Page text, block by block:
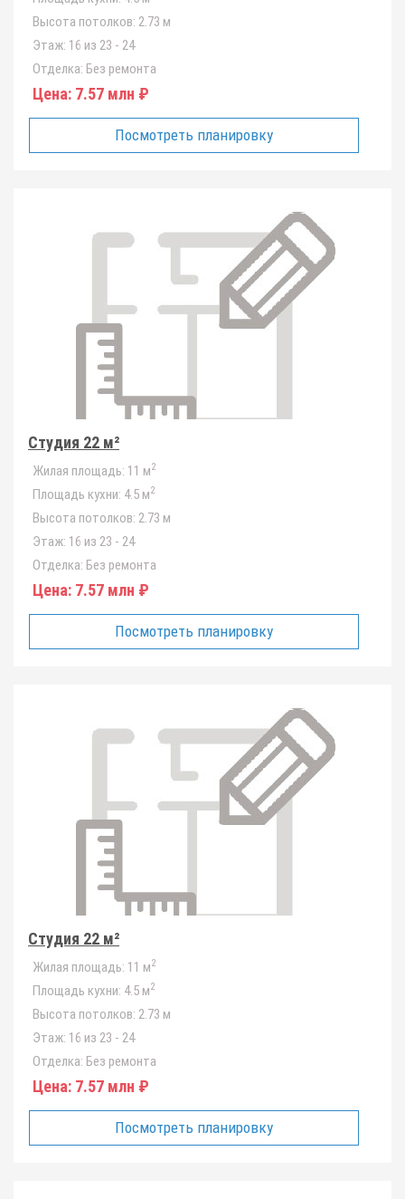
Высота потолков: 2.73 м
Этаж: 16 из 23 - 24
Отделка: Без ремонта
Цена: 7.57 млн ₽
Посмотреть планировку
Студия 22 м²
Жилая площадь: 11 м2
Площадь кухни: 4.5 м2
Высота потолков: 2.73 м
Этаж: 16 из 23 - 24
Отделка: Без ремонта
Цена: 7.57 млн ₽
Посмотреть планировку
Студия 22 м²
Жилая площадь: 11 м2
Площадь кухни: 4.5 м2
Высота потолков: 2.73 м
Этаж: 16 из 23 - 24
Отделка: Без ремонта
Цена: 7.57 млн ₽
Посмотреть планировку